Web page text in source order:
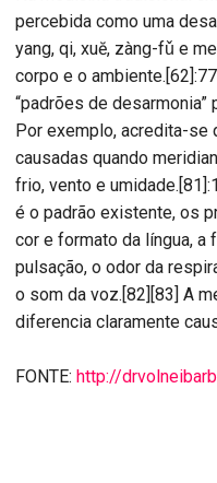
percebida como uma
yang, qi, xuĕ, zàng-fǔ e
corpo e o
“padrões de
Por exemplo, acredita-se
causadas quando
frio, vento e
é o padrão existente, os
cor e formato da língua,
pulsação, o odor da
o som da voz.[82][83] A
diferencia claramente
FONTE: http://